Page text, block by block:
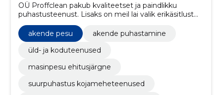
OÜ Proffclean pakub kvaliteetset ja paindlikku
puhastusteenust. Lisaks on meil lai valik erikäsitlust
nõudvaid teenuseid, mis aitab Sul vabaneda
koristusmuredest ja pühenduda oma põhitegevusele.
akende pesu
akende puhastamine
üld- ja koduteenused
masinpesu ehitusjärgne
suurpuhastus kojameheteenused